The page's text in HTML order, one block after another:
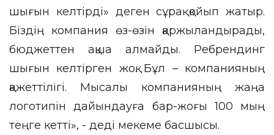
шығын келтірді» деген сұрақ қойып жатыр.
Біздің компания өз-өзін қаржыландырады,
бюджеттен ақша алмайды. Ребрендинг
шығын келтірген жоқ. Бұл – компанияның
қажеттілігі. Мысалы компанияның жаңа
логотипін дайындауға бар-жоғы 100 мың
теңге кетті», - деді мекеме басшысы.